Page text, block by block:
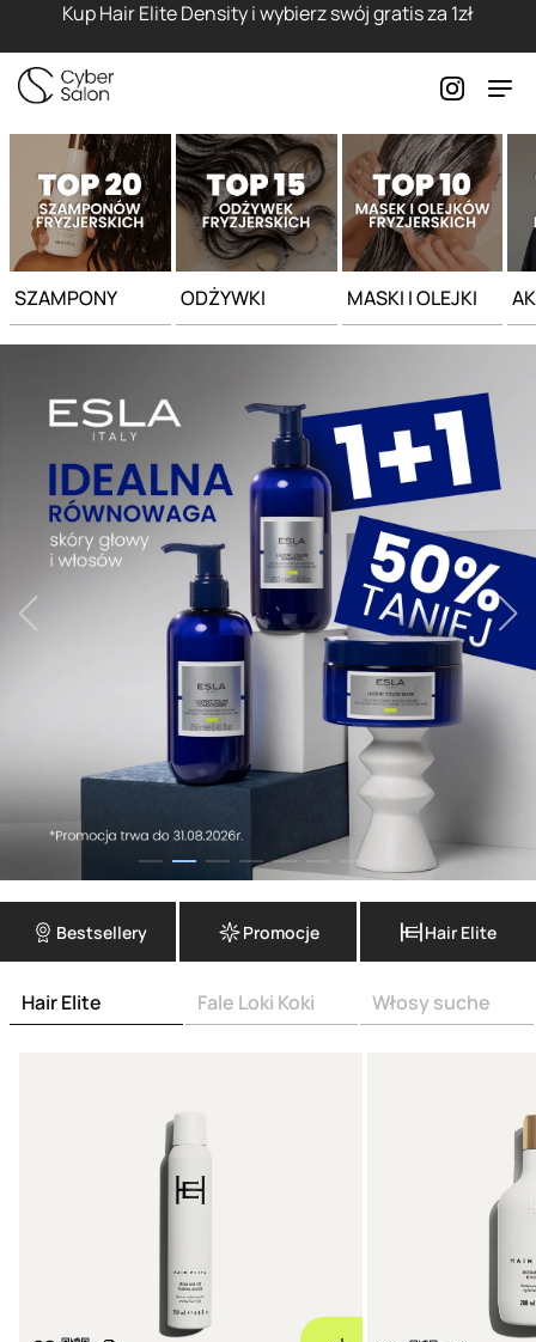
Kup Hair Elite Density i wybierz swój gratis za 1zł
SZAMPONY ODŻYWKI MASKI I OLEJKI
Bestsellery Promocje Hair Elite
Hair Elite Fale Loki Koki Włosy suche
Strona główna - Cyber Salon